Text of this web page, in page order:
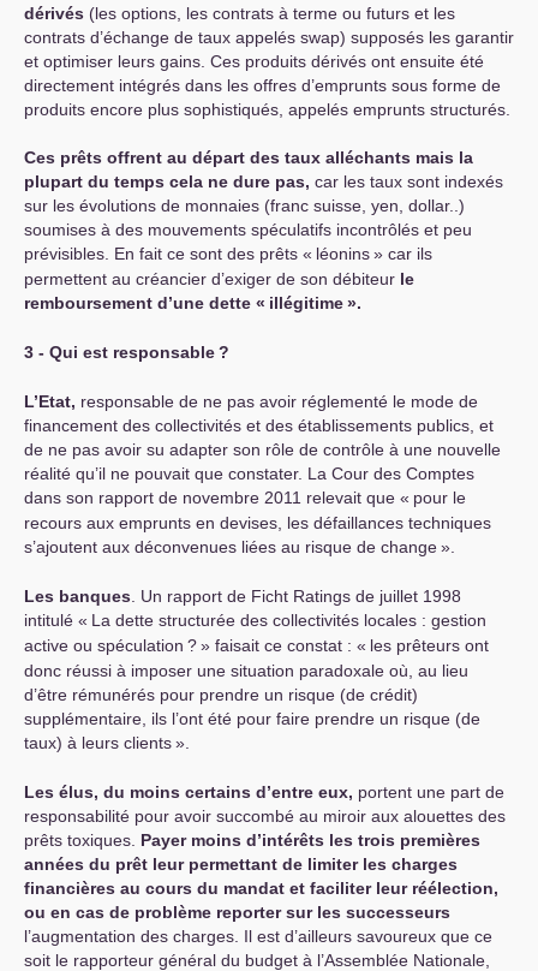
dérivés (les options, les contrats à terme ou futurs et les
contrats d’échange de taux appelés swap) supposés les garantir
et optimiser leurs gains. Ces produits dérivés ont ensuite été
directement intégrés dans les offres d’emprunts sous forme de
produits encore plus sophistiqués, appelés emprunts structurés.
Ces prêts offrent au départ des taux alléchants mais la
plupart du temps cela ne dure pas, car les taux sont indexés
sur les évolutions de monnaies (franc suisse, yen, dollar..)
soumises à des mouvements spéculatifs incontrôlés et peu
prévisibles. En fait ce sont des prêts « léonins» car ils
permettent au créancier d’exiger de son débiteur le
remboursement d’une dette « illégitime».
3 - Qui est responsable?
L’Etat, responsable de ne pas avoir réglementé le mode de
financement des collectivités et des établissements publics, et
de ne pas avoir su adapter son rôle de contrôle à une nouvelle
réalité qu’il ne pouvait que constater. La Cour des Comptes
dans son rapport de novembre 2011 relevait que « pour le
recours aux emprunts en devises, les défaillances techniques
s’ajoutent aux déconvenues liées au risque de change».
Les banques . Un rapport de Ficht Ratings de juillet 1998
intitulé « La dette structurée des collectivités locales : gestion
active ou spéculation ?» faisait ce constat : « les prêteurs ont
donc réussi à imposer une situation paradoxale où, au lieu
d’être rémunérés pour prendre un risque (de crédit)
supplémentaire, ils l’ont été pour faire prendre un risque (de
taux) à leurs clients».
Les élus, du moins certains d’entre eux, portent une part de
responsabilité pour avoir succombé au miroir aux alouettes des
prêts toxiques. Payer moins d’intérêts les trois premières
années du prêt leur permettant de limiter les charges
financières au cours du mandat et faciliter leur réélection,
ou en cas de problème reporter sur les successeurs
l’augmentation des charges. Il est d’ailleurs savoureux que ce
soit le rapporteur général du budget à l’Assemblée Nationale,